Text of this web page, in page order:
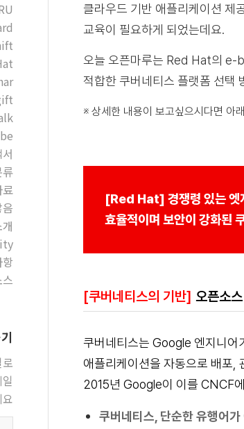
클라우드 기반 애플리케이션 제
교육이 필요하게 되었는데요.
오늘 오픈마루는 Red Hat의 e-
적합한 쿠버네티스 플랫폼 선택
※ 상세한 내용이 보고싶으시다면
[Red Hat] 경쟁령 있는 엣
효율적이며 보안이 강화된
[쿠버네티스의 기반] 오픈소
쿠버네티스는 Google 엔지니어
애플리케이션을 자동으로 배포,
2015년 Google이 이를 CNCF
쿠버네티스, 단순한 유행어가
류